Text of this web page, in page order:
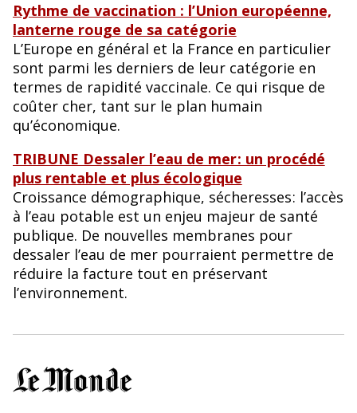
Rythme de vaccination : l’Union européenne,
lanterne rouge de sa catégorie
L’Europe en général et la France en particulier
sont parmi les derniers de leur catégorie en
termes de rapidité vaccinale. Ce qui risque de
coûter cher, tant sur le plan humain
qu’économique.
TRIBUNE Dessaler l’eau de mer : un procédé
plus rentable et plus écologique
Croissance démographique, sécheresses : l’accès
à l’eau potable est un enjeu majeur de santé
publique. De nouvelles membranes pour
dessaler l’eau de mer pourraient permettre de
réduire la facture tout en préservant
l’environnement.